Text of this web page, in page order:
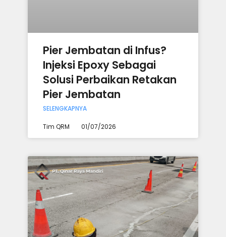
Pier Jembatan di Infus?
Injeksi Epoxy Sebagai
Solusi Perbaikan Retakan
Pier Jembatan
SELENGKAPNYA
Tim QRM 01/07/2026